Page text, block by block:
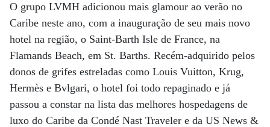
O grupo LVMH adicionou mais glamour ao verão no
Caribe neste ano, com a inauguração de seu mais novo
hotel na região, o Saint-Barth Isle de France, na
Flamands Beach, em St. Barths. Recém-adquirido pelos
donos de grifes estreladas como Louis Vuitton, Krug,
Hermès e Bvlgari, o hotel foi todo repaginado e já
passou a constar na lista das melhores hospedagens de
luxo do Caribe da Condé Nast Traveler e da US News &